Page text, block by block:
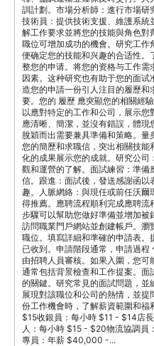
訓計劃。市場分析師：進行市場
技術員：提供技術支援、維護系統
解工作要求並將您的技能與角色
職位可增加成功的機會。研究工作
便确定您的技能和兴趣的合适性
整您的申请。将您的资格与工作
因素。这种研究也有助于您的面
造您的申請一份引人注目的履歷
要。您的 履歷 應突顯您的相關經
以應對特定的工作和公司，展示
應清晰、簡潔，並沒有錯誤，體
脫穎而出需要兼具準備和策略。
您的簡歷和求職信，突出相關技
化的成果展示您的成就。研究公
觀和運營的了解。面試練習：準備
信。跟進：面試後，發送感謝函
趣。人脈網絡：與現任或前任沃
得推薦。應聘流程順利完成應聘
步驟可以幫助您做好準備並增加
訪問職業門戶網站並創建帳戶。
職位。填寫詳細和準確的申請表
已收到。申請階段通常，申請過
由招聘人員審核。如果入圍，您
通常包括背景檢查和工作提案。
的關鍵。研究常見的面試問題，並
展現對該職位和公司的熱情，並
份工作機會時，了解薪資範圍和
$15收銀員：每小時 $11 - $14店
人：每小時 $15 - $20物流協調
專員：年薪 $40,000 -...